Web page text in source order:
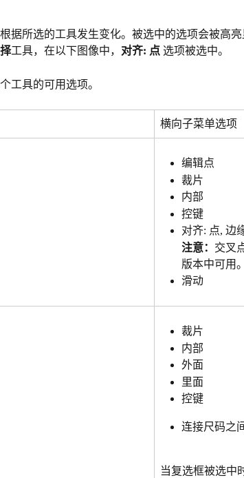
据所选的工具发生变化。被选中的选项会被高亮
工具，在以下图像中， 对齐: 点 选项被选中。
工具的可用选项。
横向子菜单选项
编辑点
裁片
内部
控键
对齐: 点, 边
注意： 交叉
版本中可用。
滑动
裁片
内部
外面
里面
控键
连接尺码之
当复选框被选中